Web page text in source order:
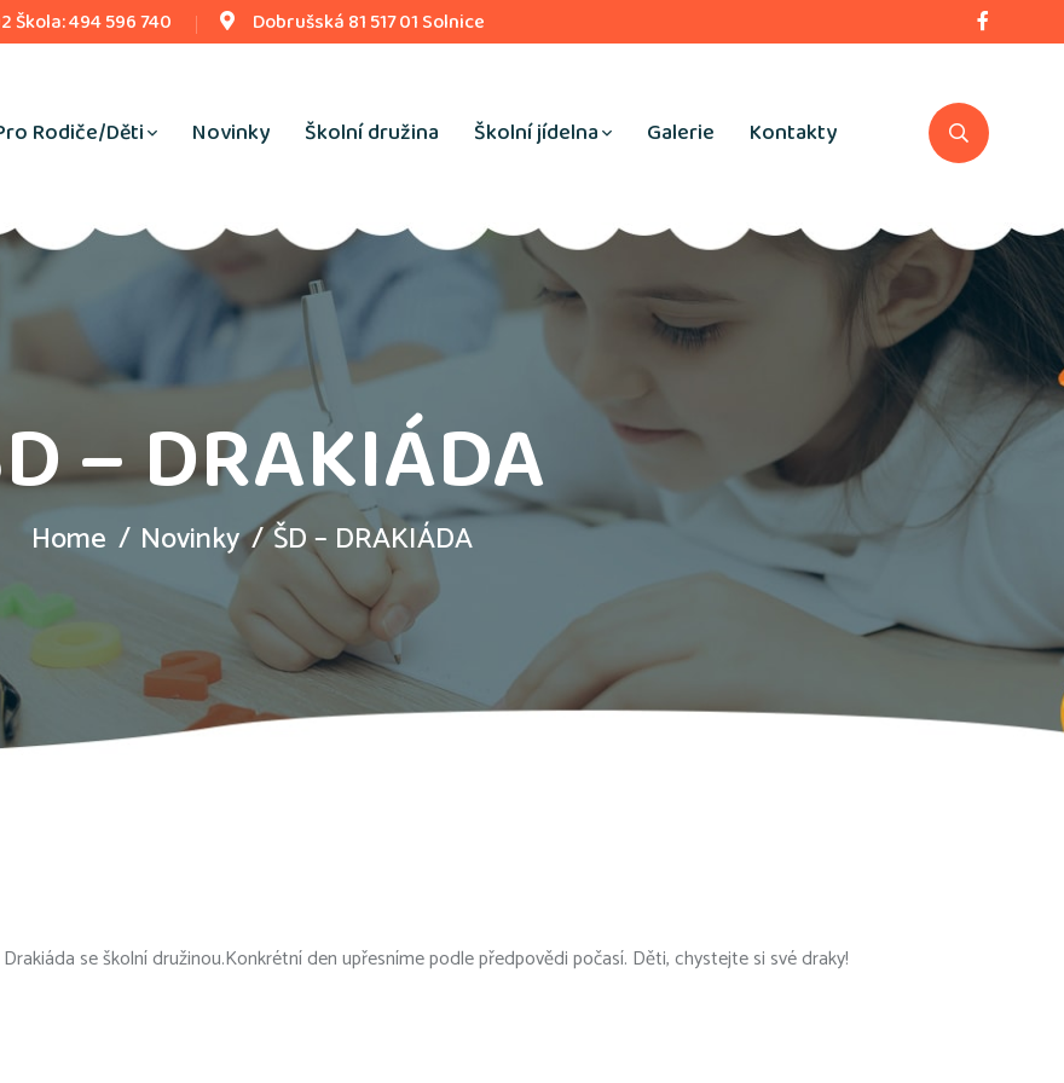
Škola: 494 596 740 Dobrušská 81 517 01 Solnice
Rodiče/Děti Novinky Školní družina Školní jídelna Galerie Kontakty
– DRAKIÁDA
Home Novinky ŠD – DRAKIÁDA
se školní družinou.Konkrétní den upřesníme podle předpovědi počasí. Děti, chystejte si své draky!